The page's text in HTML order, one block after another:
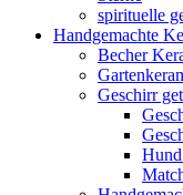
spirituelle
Handgemachte
Becher
Geschirr